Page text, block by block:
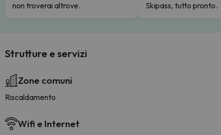
non troverai altrove.
Skipass, tutto pronto.
Strutture e servizi
Zone comuni
Riscaldamento
Wifi e Internet